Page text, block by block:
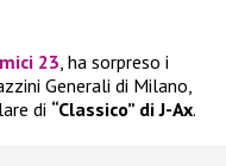
23, ha sorpreso i
Generali di Milano,
di “Classico” di J-Ax.